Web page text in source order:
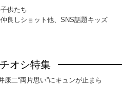
供たち
良しショット他、SNS話題キッズ
オシ特集
康二“両片思い”にキュンが止まら